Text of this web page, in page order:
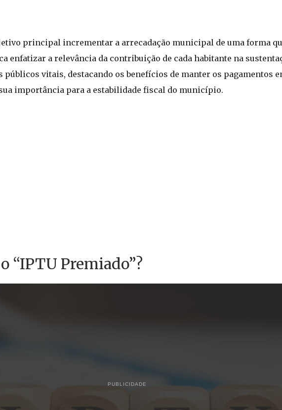
principal incrementar a arrecadação municipal de uma forma
enfatizar a relevância da contribuição de cada habitante na
vitais, destacando os benefícios de manter os pagamentos
importância para a estabilidade fiscal do município.
“IPTU Premiado”?
PUBLICIDADE